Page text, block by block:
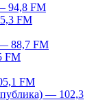
94,8 FM
FM
88,7 FM
FM
FM
— 102,3